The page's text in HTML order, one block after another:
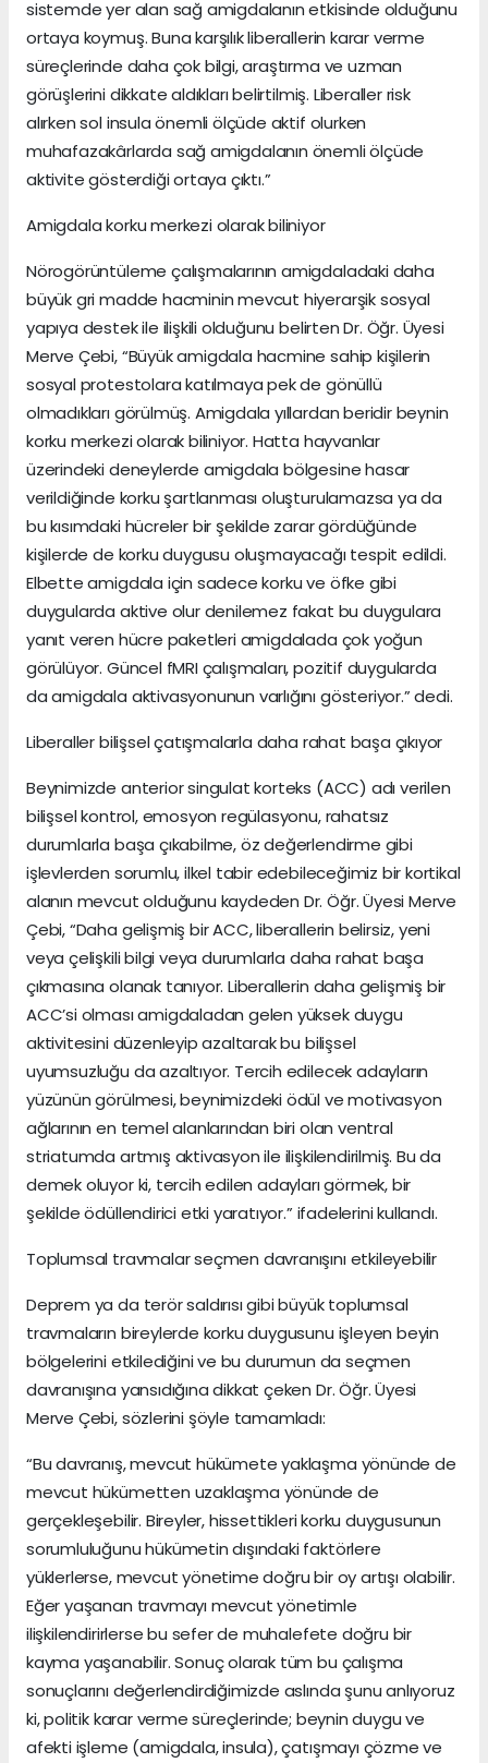
sistemde yer alan sağ amigdalanın etkisinde olduğunu
ortaya koymuş. Buna karşılık liberallerin karar verme
süreçlerinde daha çok bilgi, araştırma ve uzman
görüşlerini dikkate aldıkları belirtilmiş. Liberaller risk
alırken sol insula önemli ölçüde aktif olurken
muhafazakârlarda sağ amigdalanın önemli ölçüde
aktivite gösterdiği ortaya çıktı.”
Amigdala korku merkezi olarak biliniyor
Nörogörüntüleme çalışmalarının amigdaladaki daha
büyük gri madde hacminin mevcut hiyerarşik sosyal
yapıya destek ile ilişkili olduğunu belirten Dr. Öğr. Üyesi
Merve Çebi, “Büyük amigdala hacmine sahip kişilerin
sosyal protestolara katılmaya pek de gönüllü
olmadıkları görülmüş. Amigdala yıllardan beridir beynin
korku merkezi olarak biliniyor. Hatta hayvanlar
üzerindeki deneylerde amigdala bölgesine hasar
verildiğinde korku şartlanması oluşturulamazsa ya da
bu kısımdaki hücreler bir şekilde zarar gördüğünde
kişilerde de korku duygusu oluşmayacağı tespit edildi.
Elbette amigdala için sadece korku ve öfke gibi
duygularda aktive olur denilemez fakat bu duygulara
yanıt veren hücre paketleri amigdalada çok yoğun
görülüyor. Güncel fMRI çalışmaları, pozitif duygularda
da amigdala aktivasyonunun varlığını gösteriyor.” dedi.
Liberaller bilişsel çatışmalarla daha rahat başa çıkıyor
Beynimizde anterior singulat korteks (ACC) adı verilen
bilişsel kontrol, emosyon regülasyonu, rahatsız
durumlarla başa çıkabilme, öz değerlendirme gibi
işlevlerden sorumlu, ilkel tabir edebileceğimiz bir kortikal
alanın mevcut olduğunu kaydeden Dr. Öğr. Üyesi Merve
Çebi, “Daha gelişmiş bir ACC, liberallerin belirsiz, yeni
veya çelişkili bilgi veya durumlarla daha rahat başa
çıkmasına olanak tanıyor. Liberallerin daha gelişmiş bir
ACC’si olması amigdaladan gelen yüksek duygu
aktivitesini düzenleyip azaltarak bu bilişsel
uyumsuzluğu da azaltıyor. Tercih edilecek adayların
yüzünün görülmesi, beynimizdeki ödül ve motivasyon
ağlarının en temel alanlarından biri olan ventral
striatumda artmış aktivasyon ile ilişkilendirilmiş. Bu da
demek oluyor ki, tercih edilen adayları görmek, bir
şekilde ödüllendirici etki yaratıyor.” ifadelerini kullandı.
Toplumsal travmalar seçmen davranışını etkileyebilir
Deprem ya da terör saldırısı gibi büyük toplumsal
travmaların bireylerde korku duygusunu işleyen beyin
bölgelerini etkilediğini ve bu durumun da seçmen
davranışına yansıdığına dikkat çeken Dr. Öğr. Üyesi
Merve Çebi, sözlerini şöyle tamamladı:
“Bu davranış, mevcut hükümete yaklaşma yönünde de
mevcut hükümetten uzaklaşma yönünde de
gerçekleşebilir. Bireyler, hissettikleri korku duygusunun
sorumluluğunu hükümetin dışındaki faktörlere
yüklerlerse, mevcut yönetime doğru bir oy artışı olabilir.
Eğer yaşanan travmayı mevcut yönetimle
ilişkilendirirlerse bu sefer de muhalefete doğru bir
kayma yaşanabilir. Sonuç olarak tüm bu çalışma
sonuçlarını değerlendirdiğimizde aslında şunu anlıyoruz
ki, politik karar verme süreçlerinde; beynin duygu ve
afekti işleme (amigdala, insula), çatışmayı çözme ve